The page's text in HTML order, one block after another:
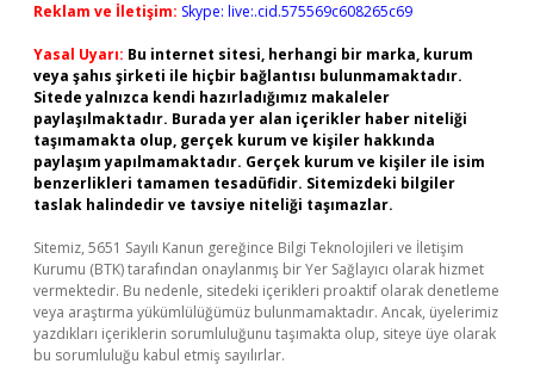
Reklam ve İletişim: Skype: live:.cid.575569c608265c69
Yasal Uyarı: Bu internet sitesi, herhangi bir marka, kurum
veya şahıs şirketi ile hiçbir bağlantısı bulunmamaktadır.
Sitede yalnızca kendi hazırladığımız makaleler
paylaşılmaktadır. Burada yer alan içerikler haber niteliği
taşımamakta olup, gerçek kurum ve kişiler hakkında
paylaşım yapılmamaktadır. Gerçek kurum ve kişiler ile isim
benzerlikleri tamamen tesadüfidir. Sitemizdeki bilgiler
taslak halindedir ve tavsiye niteliği taşımazlar.
Sitemiz, 5651 Sayılı Kanun gereğince Bilgi Teknolojileri ve İletişim
Kurumu (BTK) tarafından onaylanmış bir Yer Sağlayıcı olarak hizmet
vermektedir. Bu nedenle, sitedeki içerikleri proaktif olarak denetleme
veya araştırma yükümlülüğümüz bulunmamaktadır. Ancak, üyelerimiz
yazdıkları içeriklerin sorumluluğunu taşımakta olup, siteye üye olarak
bu sorumluluğu kabul etmiş sayılırlar.